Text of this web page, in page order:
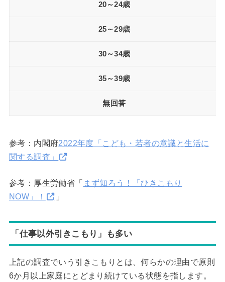
20～24歳
25～29歳
30～34歳
35～39歳
無回答
参考：内閣府2022年度「こども・若者の意識と生活に
関する調査」
参考：厚生労働省「 まず知ろう！「ひきこもり
NOW」！
」
「仕事以外引きこもり」も多い
上記の調査でいう引きこもりとは、何らかの理由で原則
6か月以上家庭にとどまり続けている状態を指します。